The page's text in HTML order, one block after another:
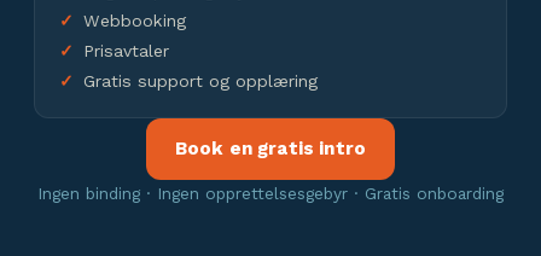
Webbooking
Prisavtaler
Gratis support og opplæring
Book en gratis intro
Ingen binding · Ingen opprettelsesgebyr · Gratis onboarding